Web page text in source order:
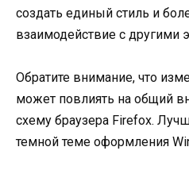
создать единый стиль и
взаимодействие с другими
Обратите внимание, что
может повлиять на общий
схему браузера Firefox.
темной теме оформления